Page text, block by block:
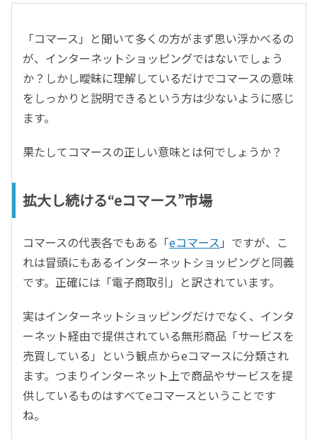
CRM／営業支援／Eコマース
DX（2025年の崖）／クラウドコンピューティング
データ分析／BI
ガバナンス／リスク管理
BPR／業務改善
「コマース」と聞いて多くの方がまず思い浮かべるの
が、インターネットショッピングではないでしょう
か？しかし曖昧に理解しているだけでコマースの意味
をしっかりと説明できるという方は少ないように感じ
ます。
果たしてコマースの正しい意味とは何でしょうか？
拡大し続ける“eコマース”市場
コマースの代表各でもある「eコマース 」ですが、こ
れは冒頭にもあるインターネットショッピングと同義
です。正確には「電子商取引」と訳されています。
実はインターネットショッピングだけでなく、インタ
ーネット経由で提供されている無形商品「サービスを
売買している」という観点からeコマースに分類され
ます。つまりインターネット上で商品やサービスを提
供しているものはすべてeコマースということです
ね。